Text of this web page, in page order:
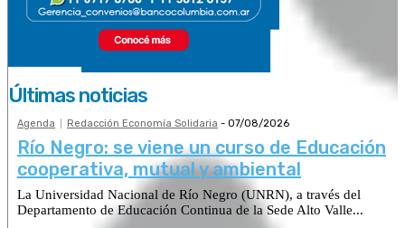
Últimas noticias
Agenda Redacción Economía Solidaria - 07/08/2026
Río Negro: se viene un curso de Educación
cooperativa, mutual y ambiental
La Universidad Nacional de Río Negro (UNRN), a través del
Departamento de Educación Continua de la Sede Alto Valle...